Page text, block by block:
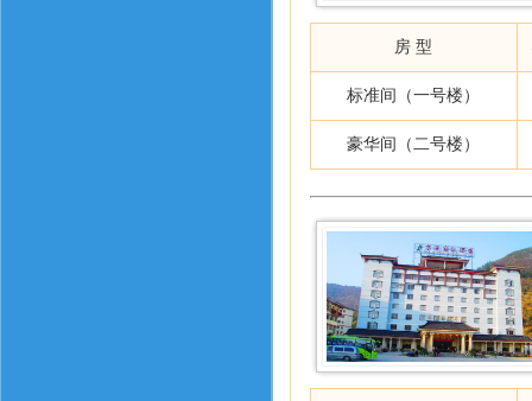
房 型
标准间（一号楼）
豪华间（二号楼）